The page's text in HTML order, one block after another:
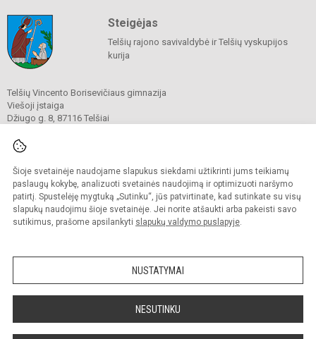
Šioje svetainėje naudojame slapukus siekdami užtikrinti jums teikiamų
paslaugų kokybę, analizuoti svetainės naudojimą ir optimizuoti naršymo
patirtį. Spustelėję mygtuką „Sutinku“, jūs patvirtinate, kad sutinkate su visų
slapukų naudojimu šioje svetainėje. Jei norite atšaukti arba pakeisti savo
sutikimus, prašome apsilankyti slapukų valdymo puslapyje.
NUSTATYMAI
NESUTINKU
Steigėjas
Telšių rajono savivaldybė ir Telšių vyskupijos
kurija
Telšių Vincento Borisevičiaus gimnazija
Viešoji įstaiga
Džiugo g. 8, 87116 Telšiai
El. p.
Duomenys kaupiami ir saugomi
Juridinių asmenų registre
Įmonės kodas 190556414
Kopijuoti turinį be raštiško gimnazijos sutikimo griežtai draudžiama.
Prieinamumo paraiška Slapukų politika
Sumanus būdas atnaujinti
svetainę